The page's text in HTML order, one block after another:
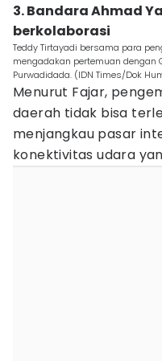
3. Bandara Ahmad
berkolaborasi
Teddy Tirtayadi bersama para
mengadakan pertemuan dengan
Purwadidada. (IDN Times/Dok
Menurut Fajar,
daerah tidak bisa
menjangkau pasar
konektivitas udara